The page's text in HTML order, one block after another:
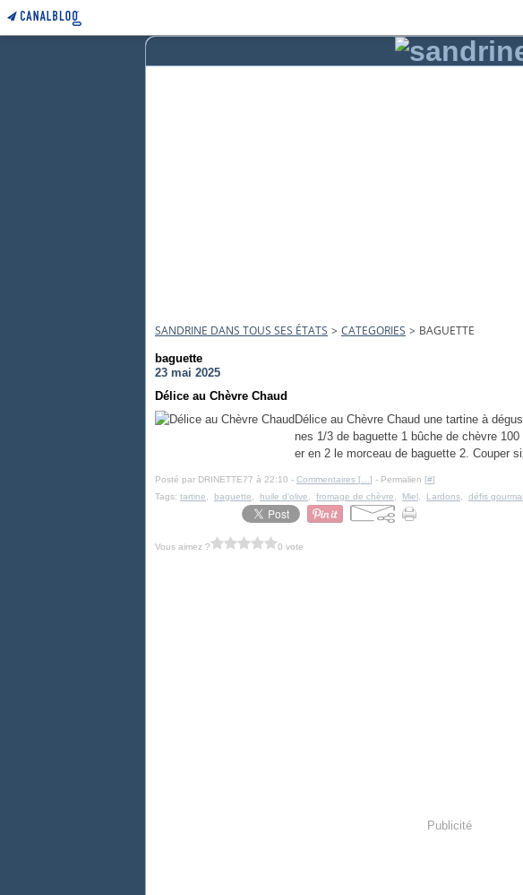
SANDRINE DANS TOUS SES ÉTATS > CATEGORIES > BAGUETTE
baguette
23 mai 2025
Délice au Chèvre Chaud
Délice au Chèvre Chaud une tartine à
nes 1/3 de baguette 1 bûche de chèvre
er en 2 le morceau de baguette 2. Couper
Posté par DRINETTE77 à 22:10 - Commentaires [ ] - Permalien [#]
Tags: tartine baguette huile d'olive fromage de chèvre Miel Lardons défis
Vous aimez ? 0 vote
Publicité